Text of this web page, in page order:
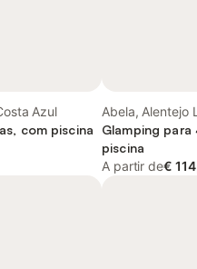
Azul
com piscina
Abela, Alentejo
Glamping para
piscina
A partir de€ 114